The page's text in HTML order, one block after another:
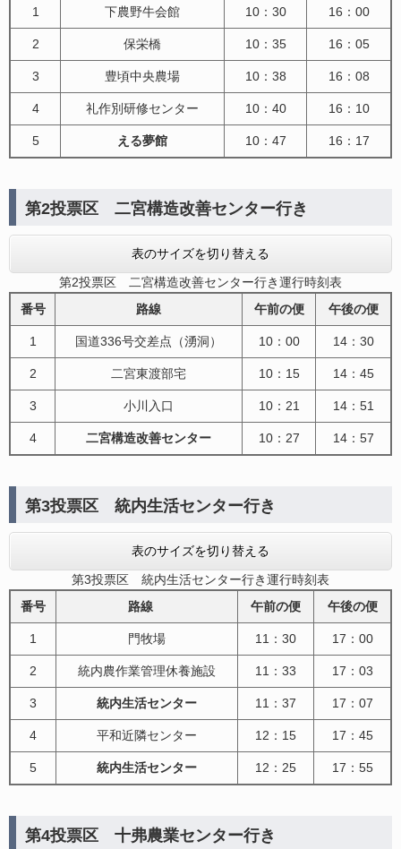
1 下農野牛会館 10：30 16：00
2 保栄橋 10：35 16：05
3 豊頃中央農場 10：38 16：08
4 礼作別研修センター 10：40 16：10
5 える夢館 10：47 16：17
第2投票区 二宮構造改善センター行き
表のサイズを切り替える
第2投票区 二宮構造改善センター行き運行時刻表
番号
路線 午前の便 午後の便
1 国道336号交差点（湧洞） 10：00 14：30
2 二宮東渡部宅 10：15 14：45
3 小川入口 10：21 14：51
4 二宮構造改善センター 10：27 14：57
第3投票区 統内生活センター行き
表のサイズを切り替える
第3投票区 統内生活センター行き運行時刻表
番号
路線 午前の便 午後の便
1 門牧場 11：30 17：00
2 統内農作業管理休養施設 11：33 17：03
3 統内生活センター 11：37 17：07
4 平和近隣センター 12：15 17：45
5 統内生活センター 12：25 17：55
第4投票区 十弗農業センター行き